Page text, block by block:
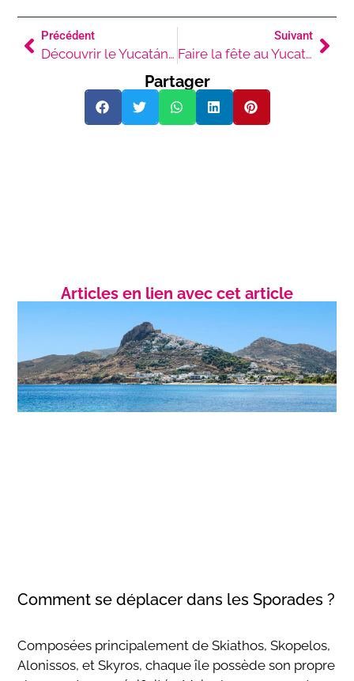
Précédent
Découvrir le Yucatán en famille
Suivant
Faire la fête au Yucatán : Guide complet
Partager
Articles en lien avec cet article
Comment se déplacer dans les Sporades ?
Composées principalement de Skiathos, Skopelos,
Alonissos, et Skyros, chaque île possède son propre